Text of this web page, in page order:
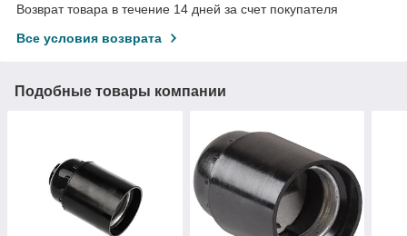
Возврат товара в течение 14 дней за счет покупателя
Все условия возврата
Подобные товары компании